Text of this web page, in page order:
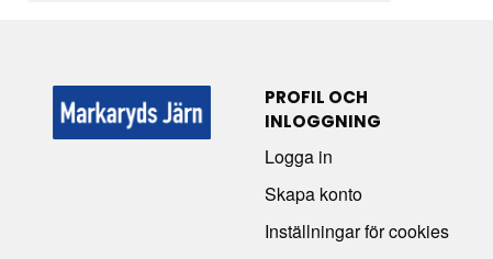
PROFIL OCH
INLOGGNING
Logga in
Skapa konto
Inställningar för cookies